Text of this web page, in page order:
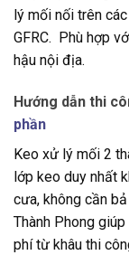
lý mối nối trên
GFRC. Phù hợp
hậu nội địa.
Hướng dẫn thi
phần
Keo xử lý mối 2
lớp keo duy nhất
cưa, không cần
Thành Phong
phí từ khâu thi